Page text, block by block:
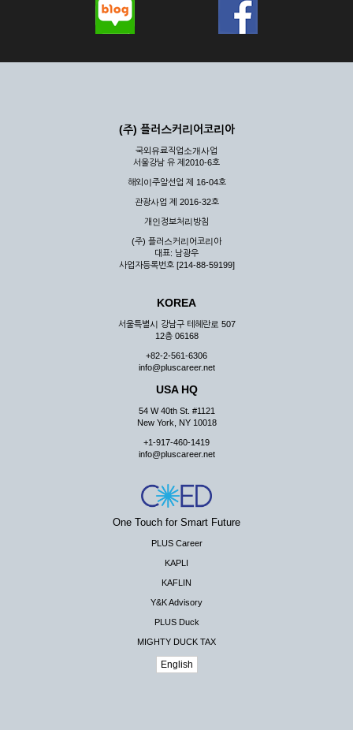
(주) 플러스커리어코리아
국외유료직업소개사업
서울강남 유 제2010-6호
해외이주알선업 제 16-04호
관광사업 제 2016-32호
개인정보처리방침
(주) 플러스커리어코리아
대표: 남광우
사업자등록번호 [214-88-59199]
KOREA
서울특별시 강남구 테헤란로 507
12층 06168
+82-2-561-6306
info@pluscareer.net
USA HQ
54 W 40th St. #1121
New York, NY 10018
+1-917-460-1419
info@pluscareer.net
One Touch for Smart Future
PLUS Career
KAPLI
KAFLIN
Y&K Advisory
PLUS Duck
MIGHTY DUCK TAX
English